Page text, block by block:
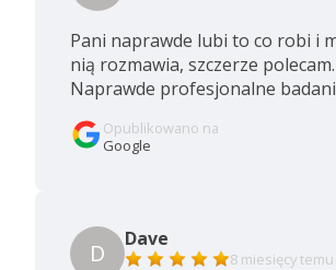
Pani naprawde lubi to co robi i
nią rozmawia, szczerze polecam.
Naprawde profesjonalne
Opublikowano na
Google
D Dave
8 miesięcy temu